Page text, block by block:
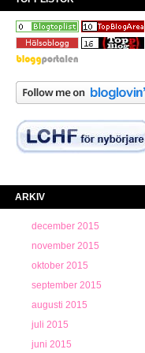
ARKIV
december 2015
november 2015
oktober 2015
september 2015
augusti 2015
juli 2015
juni 2015